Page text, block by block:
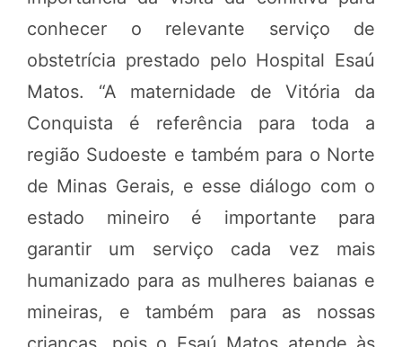
conhecer o relevante serviço de
obstetrícia prestado pelo Hospital Esaú
Matos. “A maternidade de Vitória da
Conquista é referência para toda a
região Sudoeste e também para o Norte
de Minas Gerais, e esse diálogo com o
estado mineiro é importante para
garantir um serviço cada vez mais
humanizado para as mulheres baianas e
mineiras, e também para as nossas